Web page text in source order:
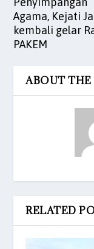
Agama, Kejati
kembali gelar
PAKEM
ABOUT
RELATED